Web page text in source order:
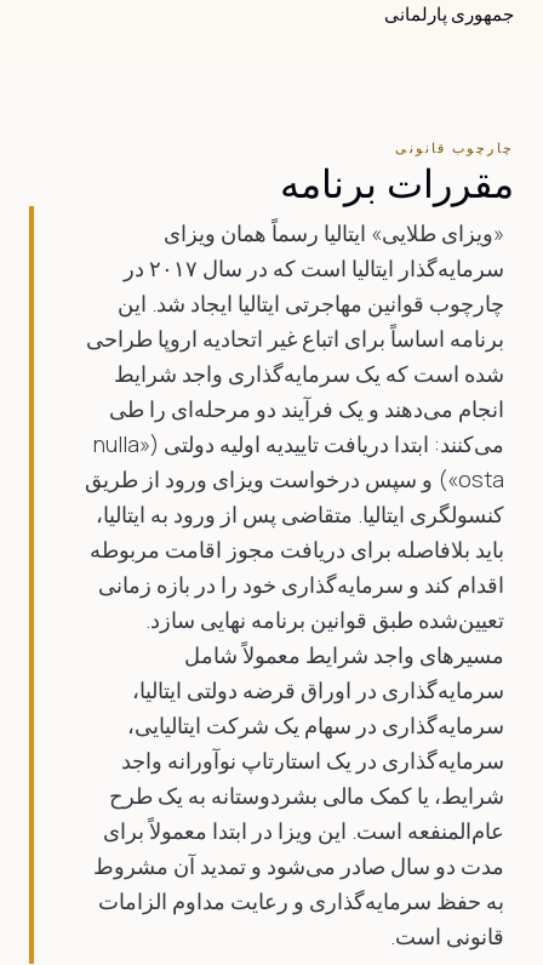
جمهوری پارلمانی
چارچوب قانونی
مقررات برنامه
«ویزای طلایی» ایتالیا رسماً همان ویزای
سرمایه‌گذار ایتالیا است که در سال ۲۰۱۷ در
چارچوب قوانین مهاجرتی ایتالیا ایجاد شد. این
برنامه اساساً برای اتباع غیر اتحادیه اروپا طراحی
شده است که یک سرمایه‌گذاری واجد شرایط
انجام می‌دهند و یک فرآیند دو مرحله‌ای را طی
می‌کنند: ابتدا دریافت تاییدیه اولیه دولتی («nulla
osta») و سپس درخواست ویزای ورود از طریق
کنسولگری ایتالیا. متقاضی پس از ورود به ایتالیا،
باید بلافاصله برای دریافت مجوز اقامت مربوطه
اقدام کند و سرمایه‌گذاری خود را در بازه زمانی
تعیین‌شده طبق قوانین برنامه نهایی سازد.
مسیرهای واجد شرایط معمولاً شامل
سرمایه‌گذاری در اوراق قرضه دولتی ایتالیا،
سرمایه‌گذاری در سهام یک شرکت ایتالیایی،
سرمایه‌گذاری در یک استارتاپ نوآورانه واجد
شرایط، یا کمک مالی بشردوستانه به یک طرح
عام‌المنفعه است. این ویزا در ابتدا معمولاً برای
مدت دو سال صادر می‌شود و تمدید آن مشروط
به حفظ سرمایه‌گذاری و رعایت مداوم الزامات
قانونی است.